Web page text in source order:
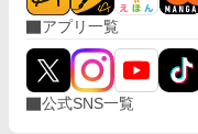
ブラッシング係になれ」 こうしてリリアナは
氷の皇帝（中身
ることに。 豪華
ム。虐げられて
る。 一方、本物の聖女を追放してしまった祖国では、妹のミナが
聖女の力を発揮
アプリ一覧
公式SNS一覧